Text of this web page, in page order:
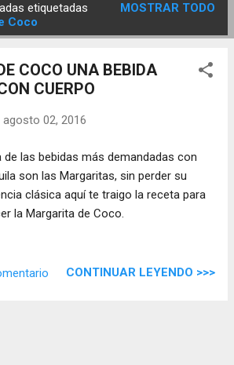
etiquetadas
Coco
MOSTRAR TODO
COCO UNA BEBIDA
CUERPO
agosto 02, 2016
de las bebidas más demandadas con
son las Margaritas, sin perder su
clásica aquí te traigo la receta para
la Margarita de Coco.
CONTINUAR LEYENDO >>>